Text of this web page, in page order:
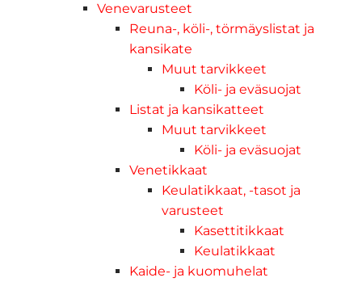
Venevarusteet
Reuna-, köli-, törmäyslistat ja
kansikate
Muut tarvikkeet
Köli- ja eväsuojat
Listat ja kansikatteet
Muut tarvikkeet
Köli- ja eväsuojat
Venetikkaat
Keulatikkaat, -tasot ja
varusteet
Kasettitikkaat
Keulatikkaat
Kaide- ja kuomuhelat